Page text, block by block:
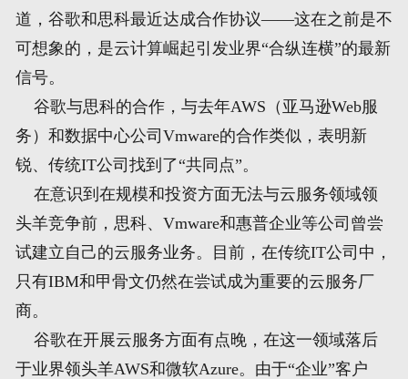
联系我们
文本地图
XML地图
道，谷歌和思科最近达成合作协议——这在之前是不
可想象的，是云计算崛起引发业界“合纵连横”的最新
信号。
谷歌与思科的合作，与去年AWS（亚马逊Web服
务）和数据中心公司Vmware的合作类似，表明新
锐、传统IT公司找到了“共同点”。
在意识到在规模和投资方面无法与云服务领域领
头羊竞争前，思科、Vmware和惠普企业等公司曾尝
试建立自己的云服务业务。目前，在传统IT公司中，
只有IBM和甲骨文仍然在尝试成为重要的云服务厂
商。
谷歌在开展云服务方面有点晚，在这一领域落后
于业界领头羊AWS和微软Azure。由于“企业”客户